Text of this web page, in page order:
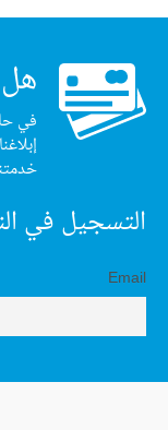
في
التسجيل في
Email